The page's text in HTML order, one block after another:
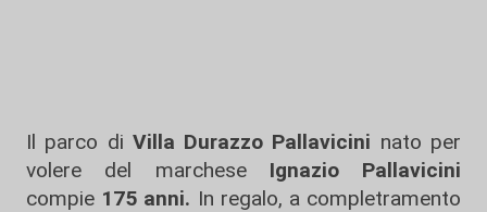
Il parco di Villa Durazzo Pallavicini nato per
volere del marcheseIgnazio Pallavicini
compie 175 anni. In regalo, a completramento